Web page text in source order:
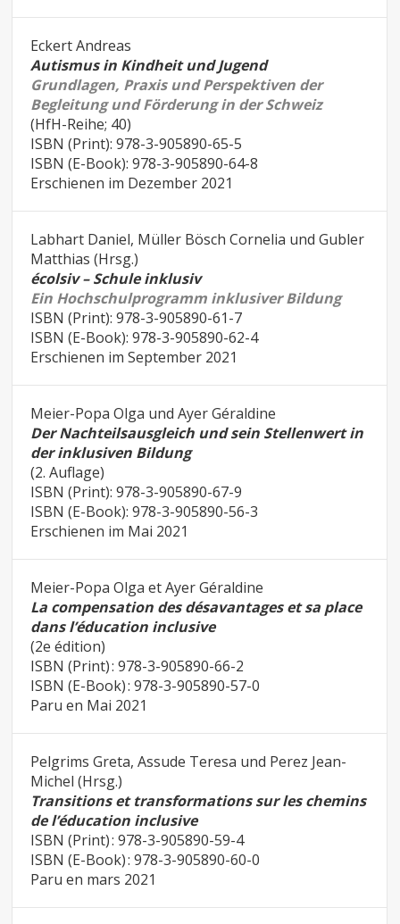
Eckert Andreas
Autismus in Kindheit und Jugend
Grundlagen, Praxis und Perspektiven der
Begleitung und Förderung in der Schweiz
(HfH-Reihe; 40)
ISBN (Print): 978-3-905890-65-5
ISBN (E-Book): 978-3-905890-64-8
Erschienen im Dezember 2021
Labhart Daniel, Müller Bösch Cornelia und Gubler
Matthias (Hrsg.)
écolsiv – Schule inklusiv
Ein Hochschulprogramm inklusiver Bildung
ISBN (Print): 978-3-905890-61-7
ISBN (E-Book): 978-3-905890-62-4
Erschienen im September 2021
Meier-Popa Olga und Ayer Géraldine
Der Nachteilsausgleich und sein Stellenwert in
der inklusiven Bildung
(2. Auflage)
ISBN (Print): 978-3-905890-67-9
ISBN (E-Book): 978-3-905890-56-3
Erschienen im Mai 2021
Meier-Popa Olga et Ayer Géraldine
La compensation des désavantages et sa place
dans l’éducation inclusive
(2e édition)
ISBN (Print) : 978-3-905890-66-2
ISBN (E-Book) : 978-3-905890-57-0
Paru en Mai 2021
Pelgrims Greta, Assude Teresa und Perez Jean-
Michel (Hrsg.)
Transitions et transformations sur les chemins
de l’éducation inclusive
ISBN (Print) : 978-3-905890-59-4
ISBN (E-Book) : 978-3-905890-60-0
Paru en mars 2021